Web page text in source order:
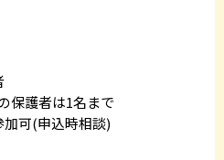
護者は1名まで
(申込時相談)